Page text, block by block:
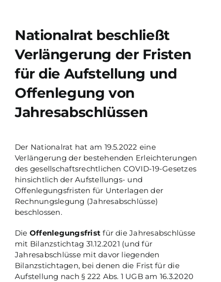
Nationalrat beschließt
Verlängerung der Fristen
für die Aufstellung und
Offenlegung von
Jahresabschlüssen
Der Nationalrat hat am 19.5.2022 eine
Verlängerung der bestehenden Erleichterungen
des gesellschaftsrechtlichen COVID-19-Gesetzes
hinsichtlich der Aufstellungs- und
Offenlegungsfristen für Unterlagen der
Rechnungslegung (Jahresabschlüsse)
beschlossen.
Die Offenlegungsfristfür die Jahresabschlüsse
mit Bilanzstichtag 31.12.2021 (und für
Jahresabschlüsse mit davor liegenden
Bilanzstichtagen, bei denen die Frist für die
Aufstellung nach § 222 Abs. 1 UGB am 16.3.2020